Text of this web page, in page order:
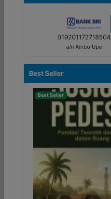
019201172718504
a/n Ambo Upe
Best Seller
Best Seller
Previous